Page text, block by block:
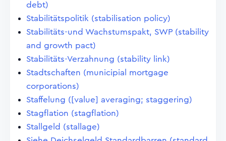
debt)
Stabilitätspolitik (stabilisation policy)
Stabilitäts-und Wachstumspakt, SWP (stability
and growth pact)
Stabilitäts-Verzahnung (stability link)
Stadtschaften (municipial mortgage
corporations)
Staffelung ([value] averaging; staggering)
Stagflation (stagflation)
Stallgeld (stallage)